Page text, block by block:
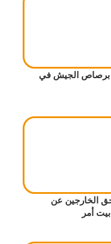
برصاص الجيش في
الخارجين عن
أمر